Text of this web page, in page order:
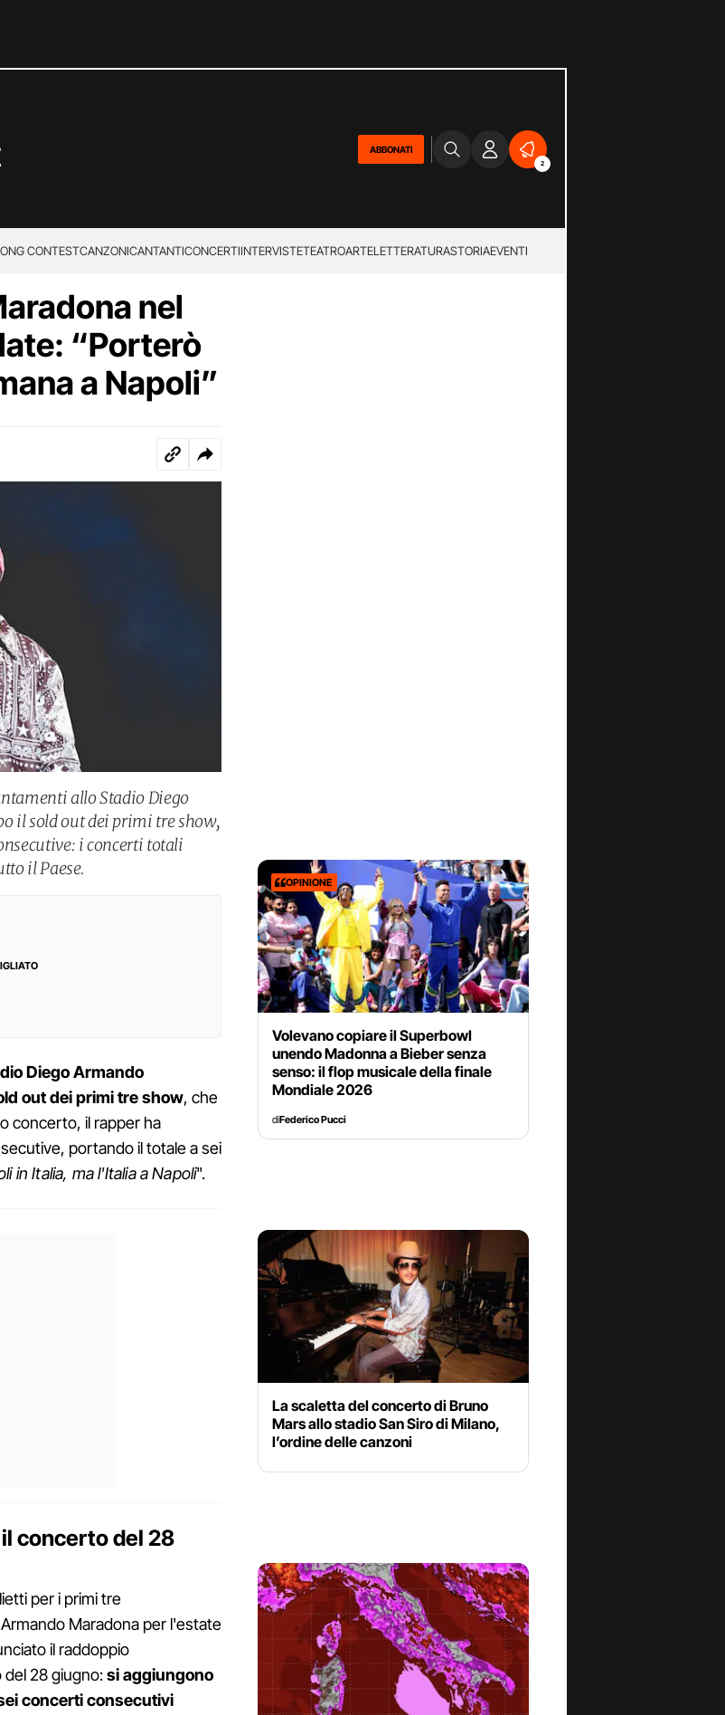
ABBONATI
2
CONTESTCANZONICANTANTICONCERTIINTERVISTETEATROARTELETTERATURASTORIAEVENTI
nel
“Porterò
a Napoli”
allo Stadio Diego
il sold out dei primi tre show,
i concerti totali
il Paese.
Diego Armando
out dei primi tre show, che
concerto, il rapper ha
portando il totale a sei
in Italia, ma l'Italia a Napoli".
concerto del 28
per i primi tre
Maradona per l'estate
il raddoppio
28 giugno:si aggiungono
concerti consecutivi
OPINIONE
Volevano copiare il Superbowl
unendo Madonna a Bieber senza
senso: il flop musicale della finale
Mondiale 2026
diFederico Pucci
La scaletta del concerto di Bruno
Mars allo stadio San Siro di Milano,
l’ordine delle canzoni